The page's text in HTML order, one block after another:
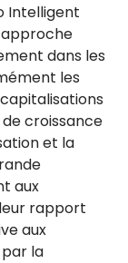
Intelligent
dans les
les
croissance
et la
aux
rapport
aux
la